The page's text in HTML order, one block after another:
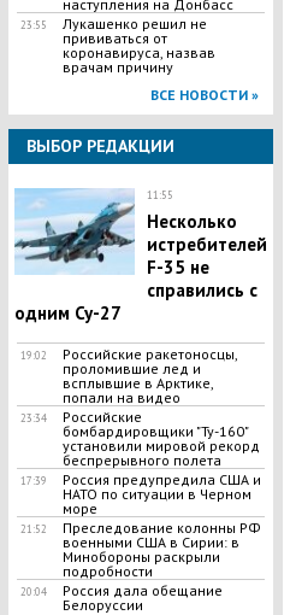
наступления на Донбасс
23:55
Лукашенко решил не
прививаться от
коронавируса, назвав
врачам причину
ВСЕ НОВОСТИ »
ВЫБОР РЕДАКЦИИ
11:55
Несколько
истребителей
F-35 не
справились с
одним Су-27
19:02
Российские ракетоносцы,
проломившие лед и
всплывшие в Арктике,
попали на видео
23:34
Российские
бомбардировщики "Ту-160"
установили мировой рекорд
беспрерывного полета
17:39
Россия предупредила США и
НАТО по ситуации в Черном
море
21:52
Преследование колонны РФ
военными США в Сирии: в
Минобороны раскрыли
подробности
20:04
Россия дала обещание
Белоруссии